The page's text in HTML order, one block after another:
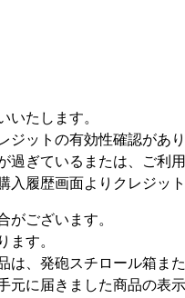
たします。
ットの有効性確認があり
ぎているまたは、ご利
履歴画面よりクレジッ
ございます。
ます。
、発砲スチロール箱ま
に届きました商品の表